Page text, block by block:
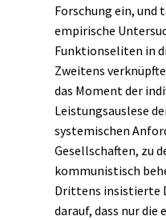
Forschung ein, und
empirische
Funktionseliten in
Zweitens
das Moment der
Leistungsauslese
systemischen
Gesellschaften, zu
kommunistisch
Drittens insistierte
darauf, dass nur